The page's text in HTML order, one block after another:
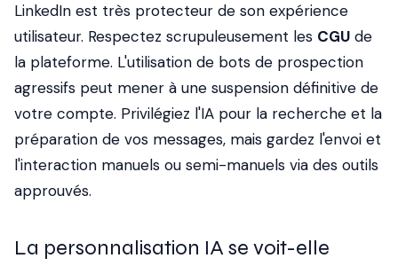
LinkedIn est très protecteur de son expérience
utilisateur. Respectez scrupuleusement les CGU de
la plateforme. L'utilisation de bots de prospection
agressifs peut mener à une suspension définitive de
votre compte. Privilégiez l'IA pour la recherche et la
préparation de vos messages, mais gardez l'envoi et
l'interaction manuels ou semi-manuels via des outils
approuvés.
La personnalisation IA se voit-elle